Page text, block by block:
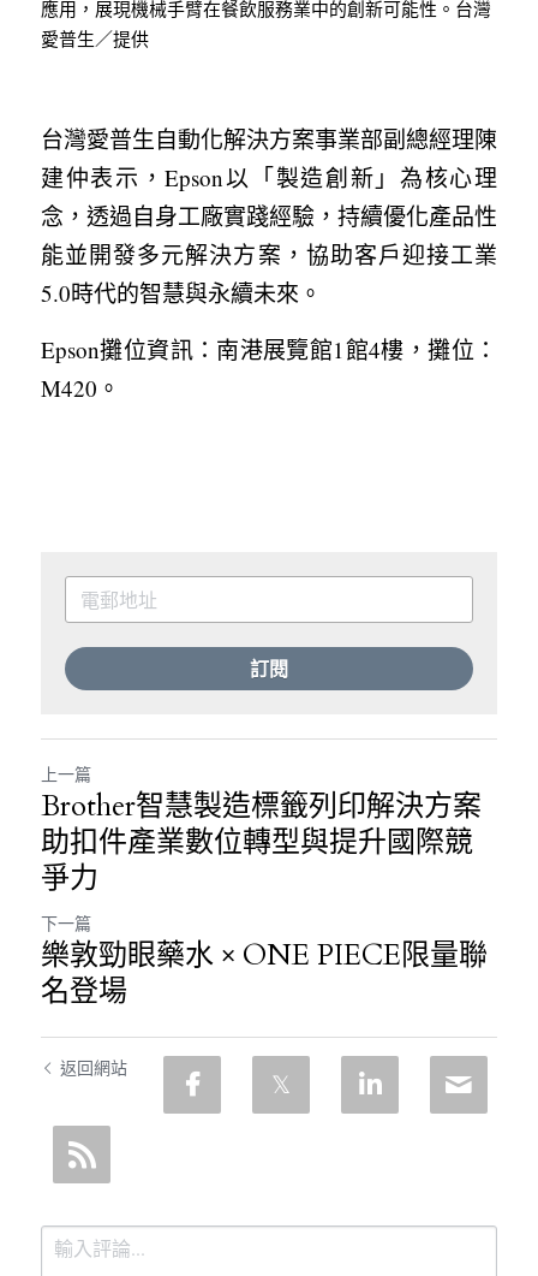
應用，展現機械手臂在餐飲服務業中的創新可能性。台灣
愛普生／提供
台灣愛普生自動化解決方案事業部副總經理陳
建仲表示，Epson以「製造創新」為核心理
念，透過自身工廠實踐經驗，持續優化產品性
能並開發多元解決方案，協助客戶迎接工業
5.0時代的智慧與永續未來。
Epson攤位資訊：南港展覽館1館4樓，攤位：
M420。
訂閱
上一篇
Brother智慧製造標籤列印解決方案
助扣件產業數位轉型與提升國際競
爭力
下一篇
樂敦勁眼藥水 × ONE PIECE限量聯
名登場
返回網站